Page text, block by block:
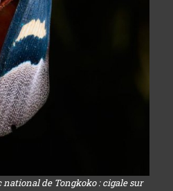
de Tongkoko : cigale sur